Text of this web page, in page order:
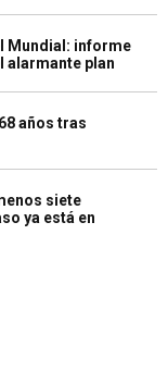
Mundial: informe
alarmante plan
años tras
siete
ya está en